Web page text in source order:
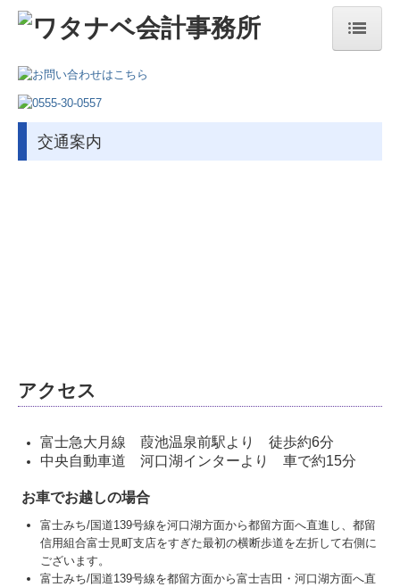
ホーム
事務所について
事務所案内
一般個人の方
法人・個人事業者の方
会社設立・創業支援
相続のご相談
建設業の方
交通案内
アクセス
富士急大月線 葭池温泉前駅より 徒歩約6分
中央自動車道 河口湖インターより 車で約15分
お車でお越しの場合
富士みち/国道139号線を河口湖方面から都留方面へ直進し、 都留
信用組合富士見町支店をすぎた最初の横断歩道を左折して右側に
ございます。
富士みち/国道139号線を都留方面から富士吉田・河口湖方面へ直